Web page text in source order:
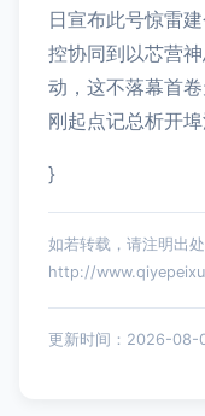
日宣布此号惊雷
控协同到以芯营
动，这不落幕首
刚起点记总析开
}
如若转载，请注明出处
http://
更新时间：2026-08-